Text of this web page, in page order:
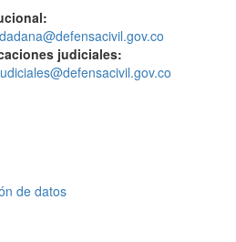
judiciales:
de datos